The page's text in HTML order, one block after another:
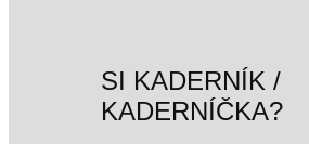
SI KADERNÍK /
KADERNÍČKA?